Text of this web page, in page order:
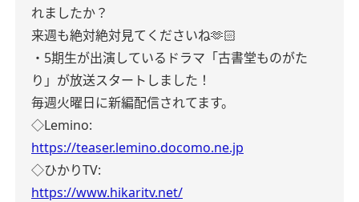
れましたか？
来週も絶対絶対見てくださいね🫶🏻
・5期生が出演しているドラマ「古書堂ものがた
り」が放送スタートしました！
毎週火曜日に新編配信されてます。
◇Lemino:
https://teaser.lemino.docomo.ne.jp
◇ひかりTV:
https://www.hikaritv.net/